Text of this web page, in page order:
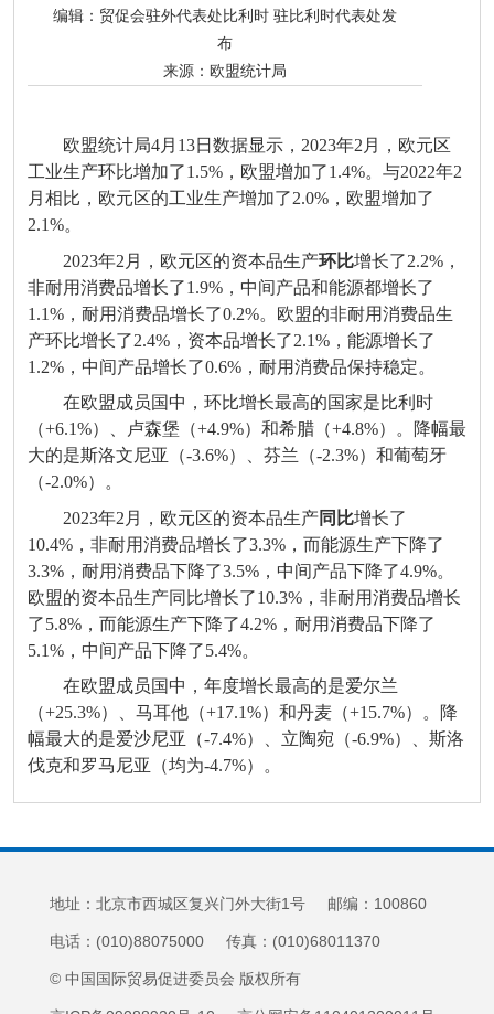
编辑： 贸促会驻外代表处比利时 驻比利时代表处发
布
来源： 欧盟统计局
欧盟统计局4月13日数据显示，2023年2月，欧元区
工业生产环比增加了1.5%，欧盟增加了1.4%。与2022年2
月相比，欧元区的工业生产增加了2.0%，欧盟增加了
2.1%。
2023年2月，欧元区的资本品生产环比增长了2.2%，
非耐用消费品增长了1.9%，中间产品和能源都增长了
1.1%，耐用消费品增长了0.2%。欧盟的非耐用消费品生
产环比增长了2.4%，资本品增长了2.1%，能源增长了
1.2%，中间产品增长了0.6%，耐用消费品保持稳定。
在欧盟成员国中，环比增长最高的国家是比利时
（+6.1%）、卢森堡（+4.9%）和希腊（+4.8%）。降幅最
大的是斯洛文尼亚（-3.6%）、芬兰（-2.3%）和葡萄牙
（-2.0%）。
2023年2月，欧元区的资本品生产同比增长了
10.4%，非耐用消费品增长了3.3%，而能源生产下降了
3.3%，耐用消费品下降了3.5%，中间产品下降了4.9%。
欧盟的资本品生产同比增长了10.3%，非耐用消费品增长
了5.8%，而能源生产下降了4.2%，耐用消费品下降了
5.1%，中间产品下降了5.4%。
在欧盟成员国中，年度增长最高的是爱尔兰
（+25.3%）、马耳他（+17.1%）和丹麦（+15.7%）。降
幅最大的是爱沙尼亚（-7.4%）、立陶宛（-6.9%）、斯洛
伐克和罗马尼亚（均为-4.7%）。
地址：北京市西城区复兴门外大街1号 邮编：100860
电话：(010)88075000 传真：(010)68011370
© 中国国际贸易促进委员会 版权所有